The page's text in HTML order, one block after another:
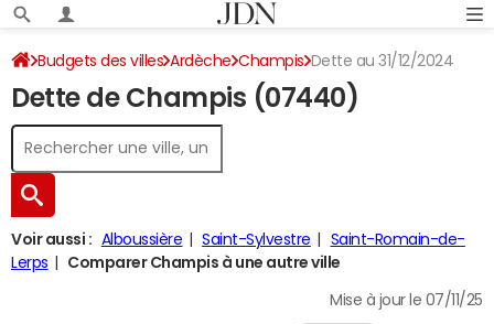
Budgets des villes Ardèche Champis Dette au 31/12/2024
Dette de Champis (07440)
Voir aussi : Alboussière Saint-Sylvestre
Saint-Romain-de-
Lerps
Comparer Champis à une autre ville
Mise à jour le 07/11/25